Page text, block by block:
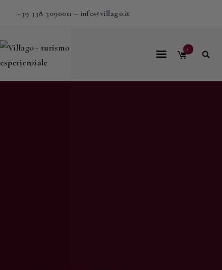
+39 338 3090011 – info@villago.it
0
Home